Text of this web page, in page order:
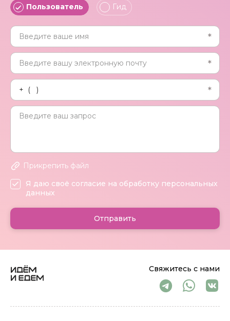
Свяжитесь с нами
Пользователь Гид
Прикрепить файл
Я даю своё согласие на обработку персональных
данных
Отправить